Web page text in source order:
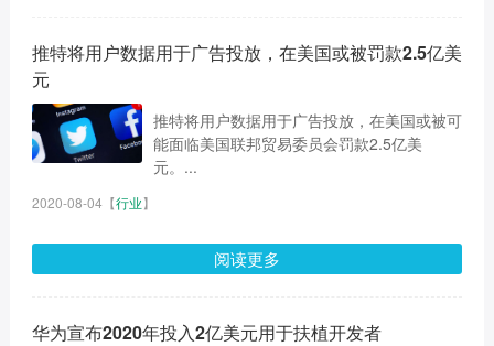
推特将用户数据用于广告投放，在美国或被罚款2.5亿美
元
推特将用户数据用于广告投放，在美国或被可
能面临美国联邦贸易委员会罚款2.5亿美
元。...
2020-08-04 【行业】
阅读更多
华为宣布2020年投入2亿美元用于扶植开发者